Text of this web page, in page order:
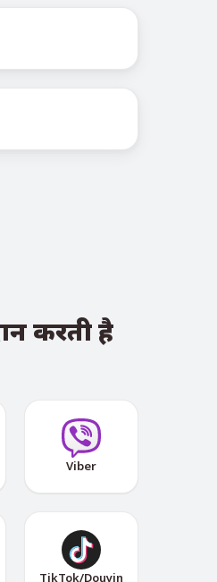
करती है
Viber
TikTok/Douyin